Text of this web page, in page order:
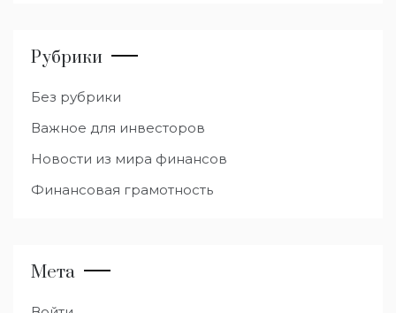
Рубрики
Без рубрики
Важное для инвесторов
Новости из мира финансов
Финансовая грамотность
Мета